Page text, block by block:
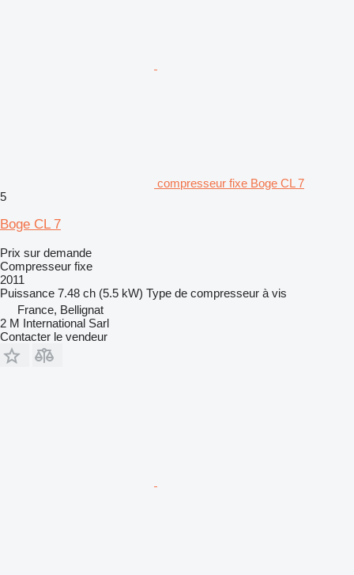
compresseur fixe Boge CL 7
5
Boge CL 7
Prix sur demande
Compresseur fixe
2011
Puissance 7.48 ch (5.5 kW) Type de compresseur à vis
France, Bellignat
2 M International Sarl
Contacter le vendeur